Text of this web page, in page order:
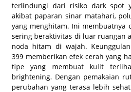
terlindungi dari risiko dark spot
akibat paparan sinar matahari,
yang menghitam. Ini membuatnya
sering beraktivitas di luar ruangan
noda hitam di wajah.
399 memberikan efek cerah yang
tipe yang membuat kulit
brightening. Dengan pemakaian
perubahan yang terasa lebih